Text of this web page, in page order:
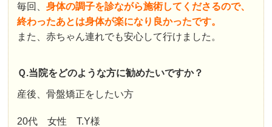
毎回、身体の調子を診ながら施術してくださるので、
終わったあとは身体が楽になり良かったです。
また、赤ちゃん連れでも安心して行けました。
Ｑ.当院をどのような方に勧めたいですか？
産後、骨盤矯正をしたい方
20代 女性 T.Y様